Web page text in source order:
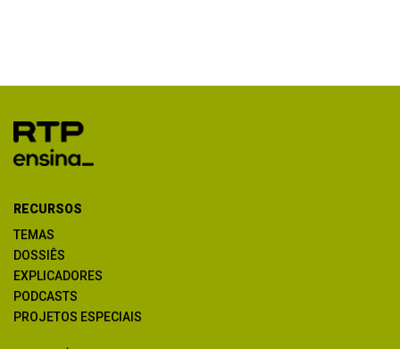
RECURSOS
TEMAS
DOSSIÊS
EXPLICADORES
PODCASTS
PROJETOS ESPECIAIS